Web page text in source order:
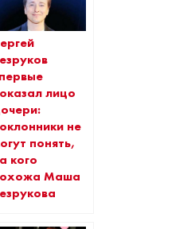
лицо
не
понять,
кого
Маша